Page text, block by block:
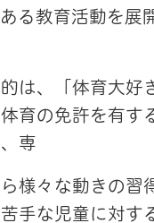
る教育活動を展
は、「体育大好
体育の免許を有す
専
様々な動きの習
手な児童に対す